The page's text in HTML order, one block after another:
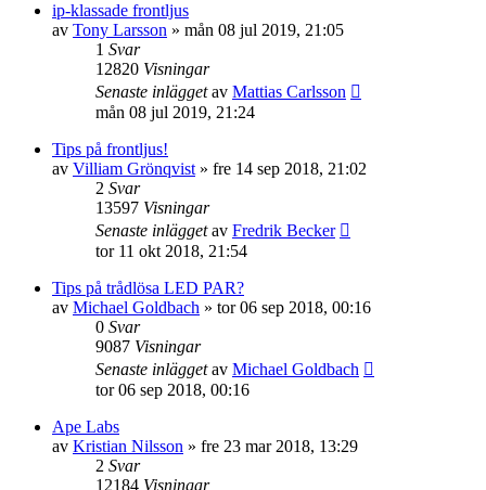
ip-klassade frontljus
av Tony Larsson » mån 08 jul 2019, 21:05
1 Svar
12820 Visningar
Senaste inläggetav Mattias Carlsson
mån 08 jul 2019, 21:24
Tips på frontljus!
av Villiam Grönqvist » fre 14 sep 2018, 21:02
2 Svar
13597 Visningar
Senaste inläggetav Fredrik Becker
tor 11 okt 2018, 21:54
Tips på trådlösa LED PAR?
av Michael Goldbach » tor 06 sep 2018, 00:16
0 Svar
9087 Visningar
Senaste inläggetav Michael Goldbach
tor 06 sep 2018, 00:16
Ape Labs
av Kristian Nilsson » fre 23 mar 2018, 13:29
2 Svar
12184 Visningar